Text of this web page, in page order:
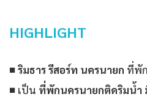
HIGHLIGHT
■ริมธาร รีสอร์ท นครนายก ที่พั
■ เป็น ที่พักนครนายกติดริมน้ำ